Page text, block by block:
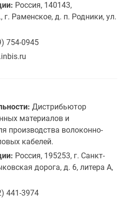
Россия, 140143,
г. Раменское, д. п. Родники, ул.
754-0945
Дистрибьютор
материалов и
производства волоконно-
кабелей.
Россия, 195253, г. Санкт-
дорога, д. 6, литера А,
441-3974